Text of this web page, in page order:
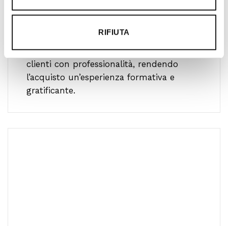
RIFIUTA
Nato nel 1990 con il nome di Rifugio
per amanti dell’outdoor a Roma e nel
Lazio. Da sempre soddisfiamo i nostri
clienti con professionalità, rendendo
l’acquisto un’esperienza formativa e
gratificante.